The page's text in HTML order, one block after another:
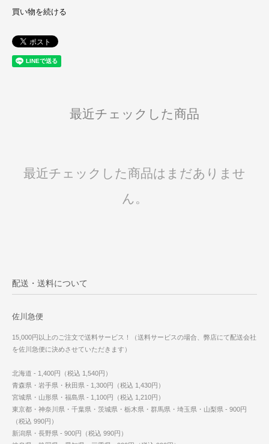
買い物を続ける
最近チェックした商品
最近チェックした商品はまだありませ
ん。
配送・送料について
佐川急便
15,000円以上のご注文で送料サービス！（送料サービスの場合、弊店にて配送会社
を佐川急便に決めさせていただきます）
北海道 - 1,400円（税込 1,540円）
青森県・岩手県・秋田県 - 1,300円（税込 1,430円）
宮城県・山形県・福島県 - 1,100円（税込 1,210円）
東京都・神奈川県・千葉県・茨城県・栃木県・群馬県・埼玉県・山梨県 - 900円
（税込 990円）
新潟県・長野県 - 900円（税込 990円）